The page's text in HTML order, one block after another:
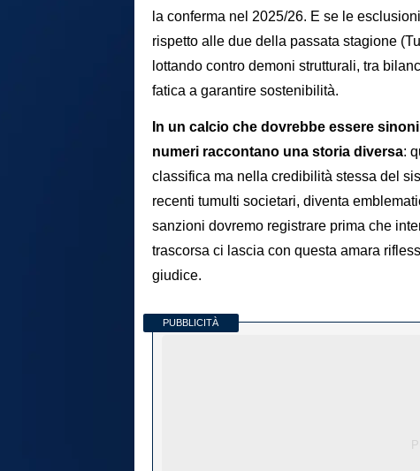
la conferma nel 2025/26. E se le
rispetto alle due della passata stagione
lottando contro demoni strutturali, tra
fatica a garantire sostenibilità.
In un calcio che dovrebbe essere
numeri raccontano una storia diversa:
classifica ma nella credibilità stessa del
recenti tumulti societari, diventa
sanzioni dovremo registrare prima che
trascorsa ci lascia con questa amara
giudice.
PUBBLICITÀ